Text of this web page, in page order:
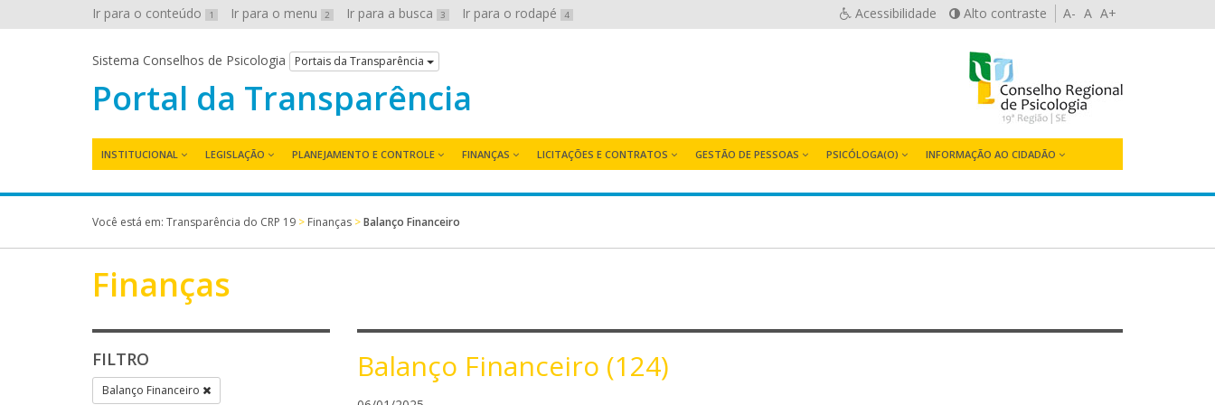
Ir para o conteúdo 1 Ir para o menu 2 Ir para a busca 3 Ir para o rodapé 4 Acessibilidade Alto contraste A- A A+
Sistema Conselhos de Psicologia Portais da Transparência
Portal da Transparência
INSTITUCIONAL LEGISLAÇÃO PLANEJAMENTO E CONTROLE FINANÇAS LICITAÇÕES E CONTRATOS GESTÃO DE PESSOAS PSICÓLOGA(O) INFORMAÇÃO AO CIDADÃO
Você está em: Transparência do CRP 19 > Finanças >Balanço Financeiro
Finanças
FILTRO
Balanço Financeiro
Balanço Financeiro (124)